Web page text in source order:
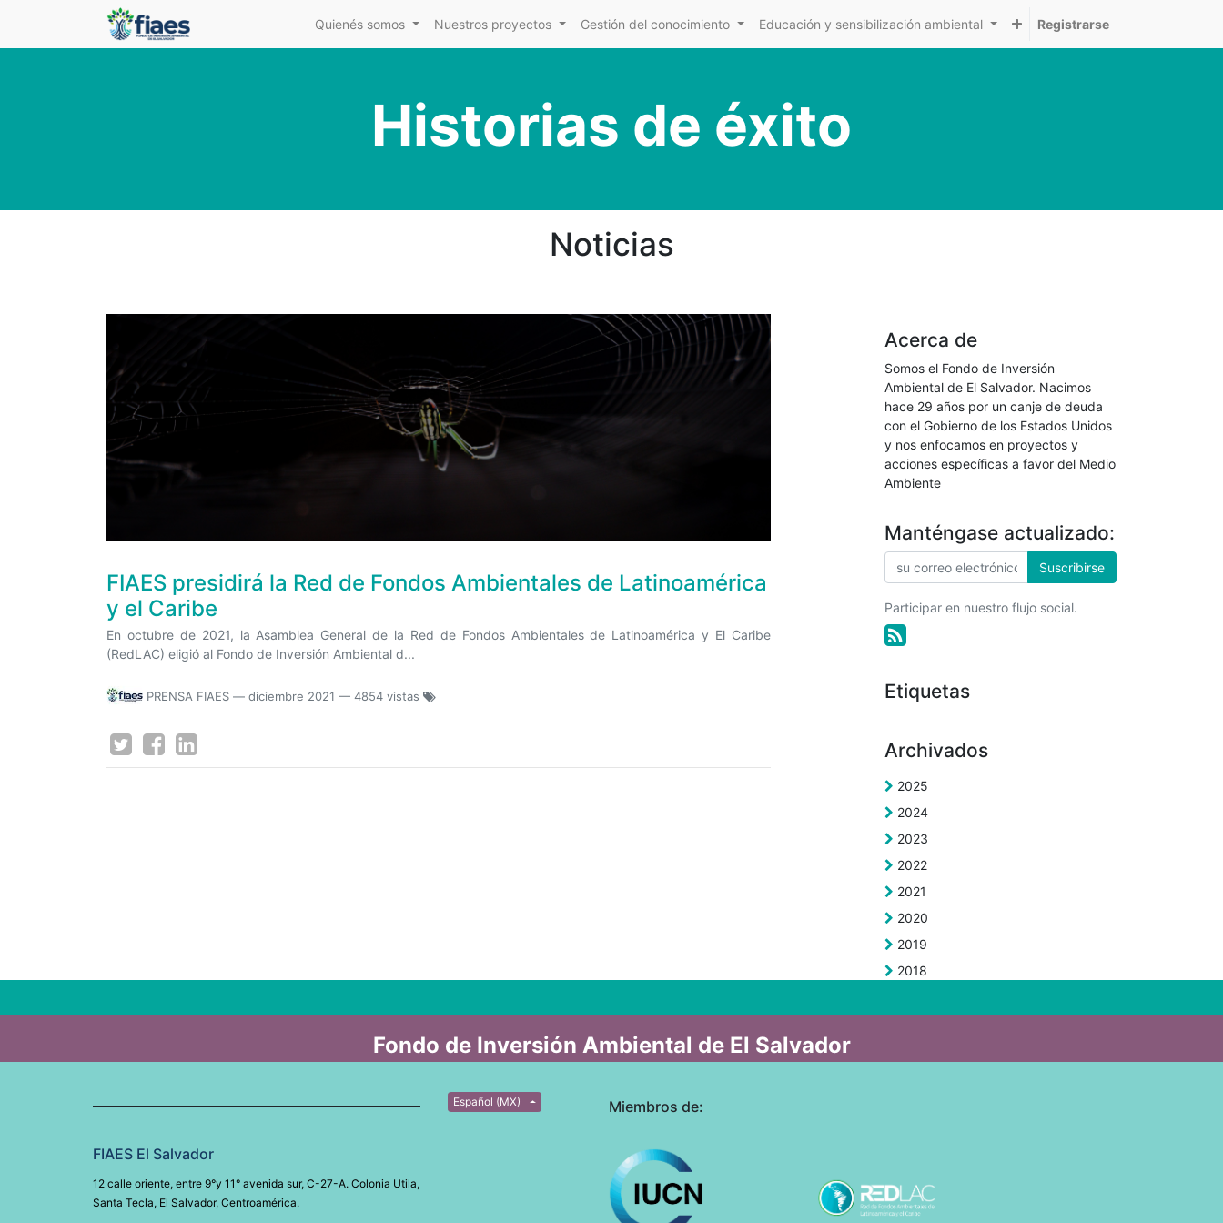
Quienés somos Nuestros proyectos Gestión del conocimiento Educación y sensibilización ambiental Registrarse
Historias de éxito
Noticias
FIAES presidirá la Red de Fondos Ambientales de Latinoamérica
y el Caribe
En octubre de 2021, la Asamblea General de la Red de Fondos Ambientales de Latinoamérica y El Caribe
(RedLAC) eligió al Fondo de Inversión Ambiental d...
PRENSA FIAES — diciembre 2021 — 4854 vistas
Acerca de
Somos el Fondo de Inversión
Ambiental de El Salvador. Nacimos
hace 29 años por un canje de deuda
con el Gobierno de los Estados Unidos
y nos enfocamos en proyectos y
acciones específicas a favor del Medio
Ambiente
Manténgase actualizado:
Suscribirse
Participar en nuestro flujo social.
Etiquetas
Archivados
2025
2024
2023
2022
2021
2020
2019
2018
Fondo de Inversión Ambiental de El Salvador
FIAES El Salvador
12 calle oriente, entre 9°y 11° avenida sur, C-27-A. Colonia Utila,
Santa Tecla, El Salvador, Centroamérica.
Español (MX) Miembros de: